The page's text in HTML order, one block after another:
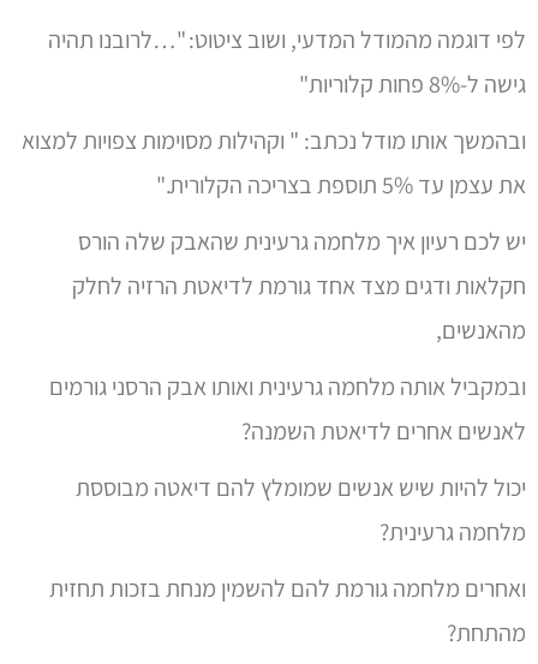
לפי דוגמה מהמודל המדעי, ושוב ציטוט: "…לרובנו תהיה
גישה ל-8% פחות קלוריות"
ובהמשך אותו מודל נכתב: " וקהילות מסוימות צפויות למצוא
את עצמן עד 5% תוספת בצריכה הקלורית."
יש לכם רעיון איך מלחמה גרעינית שהאבק שלה הורס
חקלאות ודגים מצד אחד גורמת לדיאטת הרזיה לחלק
מהאנשים,
ובמקביל אותה מלחמה גרעינית ואותו אבק הרסני גורמים
לאנשים אחרים לדיאטת השמנה?
יכול להיות שיש אנשים שמומלץ להם דיאטה מבוססת
מלחמה גרעינית?
ואחרים מלחמה גורמת להם להשמין מנחת בזכות תחזית
מהתחת?